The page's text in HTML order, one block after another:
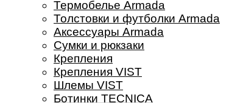
Термобелье Armada
Толстовки и футболки Armada
Аксессуары Armada
Сумки и рюкзаки
Крепления
Крепления VIST
Шлемы VIST
Ботинки TECNICA